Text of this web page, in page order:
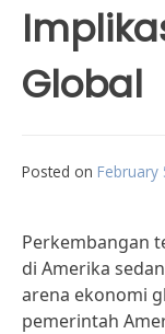
Global
Posted on February
Perkembangan
di Amerika
arena ekonomi
pemerintah